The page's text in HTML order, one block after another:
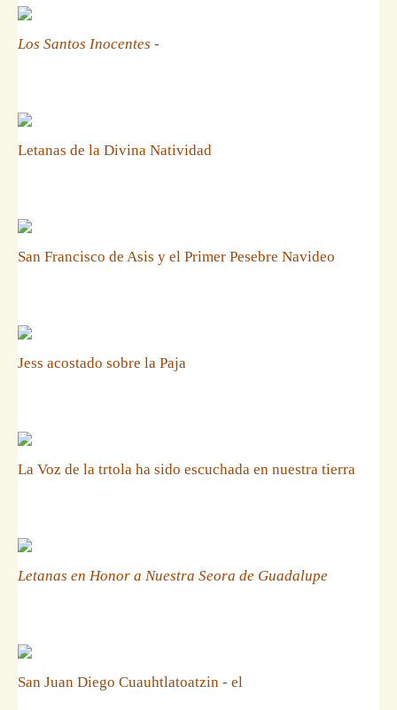
Los Santos Inocentes -
Letanas de la Divina Natividad
San Francisco de Asis y el Primer Pesebre Navideo
Jess acostado sobre la Paja
La Voz de la trtola ha sido escuchada en nuestra tierra
Letanas en Honor a Nuestra Seora de Guadalupe
San Juan Diego Cuauhtlatoatzin - el